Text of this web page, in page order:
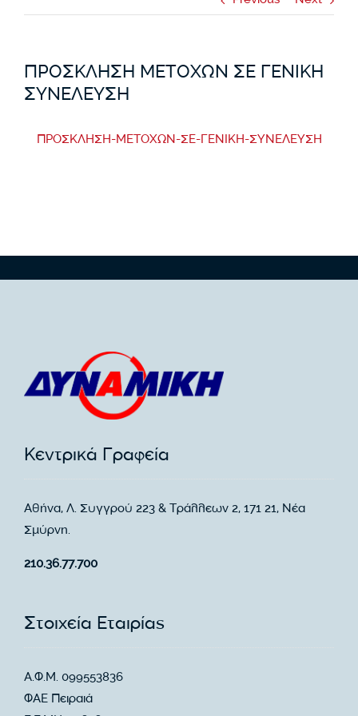
ETFs
Προσυμβατικό Πακέτο
ΠΡΟΣΚΛΗΣΗ ΜΕΤΟΧΩΝ ΣΕ ΓΕΝΙΚΗ
ΣΥΝΕΛΕΥΣΗ
ΠΡΟΣΚΛΗΣΗ-ΜΕΤΟΧΩΝ-ΣΕ-ΓΕΝΙΚΗ-ΣΥΝΕΛΕΥΣΗ
Κεντρικά Γραφεία
Αθήνα, Λ. Συγγρού 223 & Τράλλεων 2, 171 21, Νέα
Σμύρνη.
210.36.77.700
Στοιχεία Εταιρίας
Α.Φ.Μ. 099553836
ΦΑΕ Πειραιά